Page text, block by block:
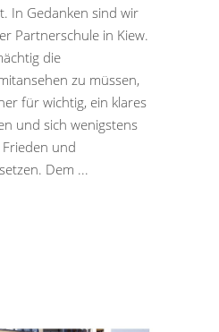
In Gedanken sind wir
Partnerschule in Kiew.
die
zu müssen,
für wichtig, ein klares
und sich wenigstens
und
Dem